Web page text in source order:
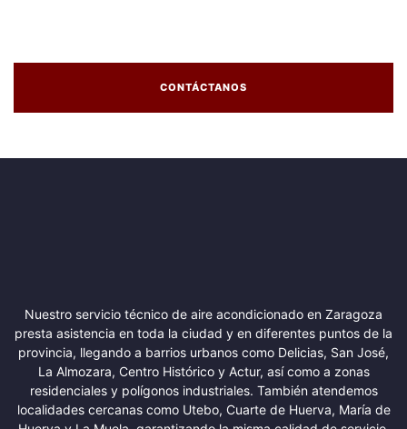
CONTÁCTANOS
Nuestro servicio técnico de aire acondicionado en Zaragoza
presta asistencia en toda la ciudad y en diferentes puntos de la
provincia, llegando a barrios urbanos como Delicias, San José,
La Almozara, Centro Histórico y Actur, así como a zonas
residenciales y polígonos industriales. También atendemos
localidades cercanas como Utebo, Cuarte de Huerva, María de